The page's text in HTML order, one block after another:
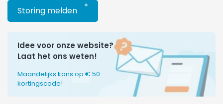
Storing melden *
Idee voor onze website?
Laat het ons weten!
Maandelijks kans op € 50
kortingscode!